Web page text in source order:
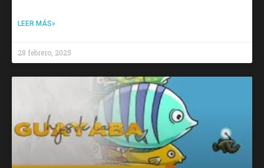
LEER MÁS»
28 febrero, 2025